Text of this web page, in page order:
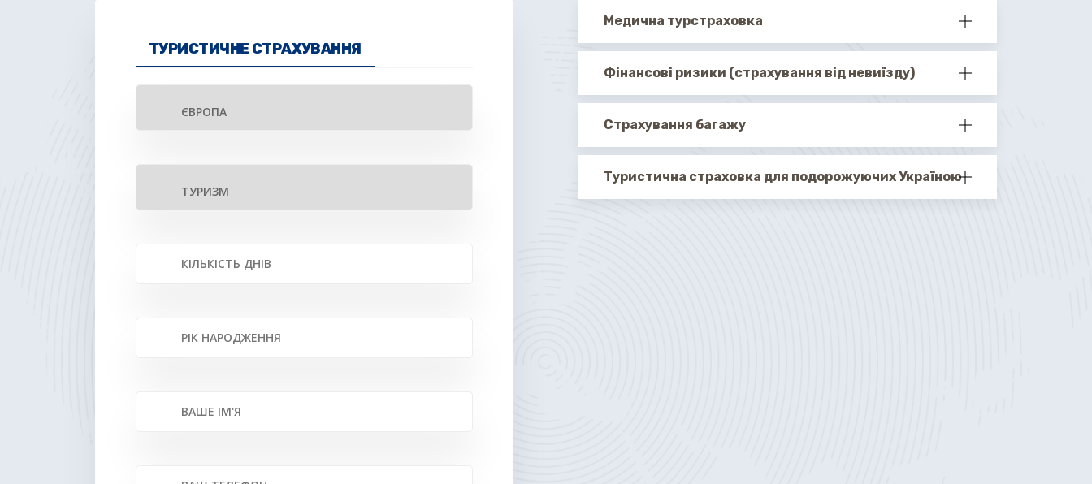
ТУРИСТИЧНЕ СТРАХУВАННЯ
Медична турстраховка
Фінансові ризики (страхування від невиїзду)
Страхування багажу
Туристична страховка для подорожуючих Україною